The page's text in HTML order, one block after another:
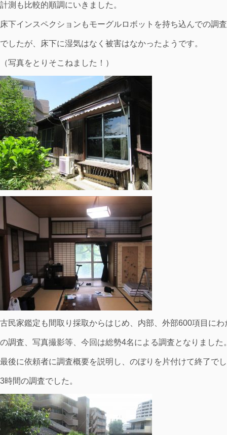
計測も比較的順調にいきました。
床下インスペクションもモーグルロボットを持ち込んでの調査
でしたが、床下に湿気はなく被害はなかったようです。
（写真をとりそこねました！）
古民家鑑定も間取り採取からはじめ、内部、外部600項目にわ
の調査、写真撮影等、今回は総勢4名による調査となりました
最後に依頼者に調査概要を説明し、のぼりを片付けて終了で
3時間の調査でした。